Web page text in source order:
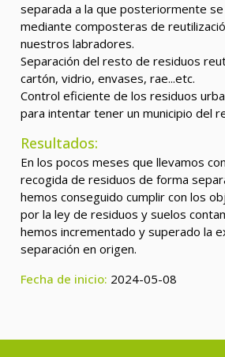
separada a la que posteriormente
mediante composteras de
nuestros labradores.
Separación del resto de residuos
cartón, vidrio, envases, rae...etc.
Control eficiente de los residuos
para intentar tener un municipio del
Resultados:
En los pocos meses que llevamos
recogida de residuos de forma
hemos conseguido cumplir con los
por la ley de residuos y suelos
hemos incrementado y superado la
separación en origen.
Fecha de inicio: 2024-05-08